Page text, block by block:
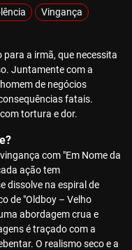
Vingança
a irmã, que necessita
Juntamente com a
de negócios
fatais.
tortura e dor.
com "Em Nome da
ação tem
dissolve na espiral de
de "Oldboy – Velho
abordagem crua e
é traçado com a
O realismo seco e a